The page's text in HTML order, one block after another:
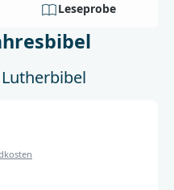
Leseprobe